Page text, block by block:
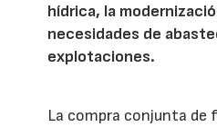
hídrica, la
necesidades de
explotaciones.
La compra conjunta de